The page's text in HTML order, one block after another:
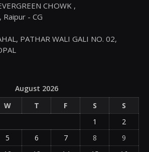
CHOWK ,
Raipur - CG
PATHAR WALI GALI NO. 02,
August 2026
W T F S
S
1
2
5 6 7 8
9